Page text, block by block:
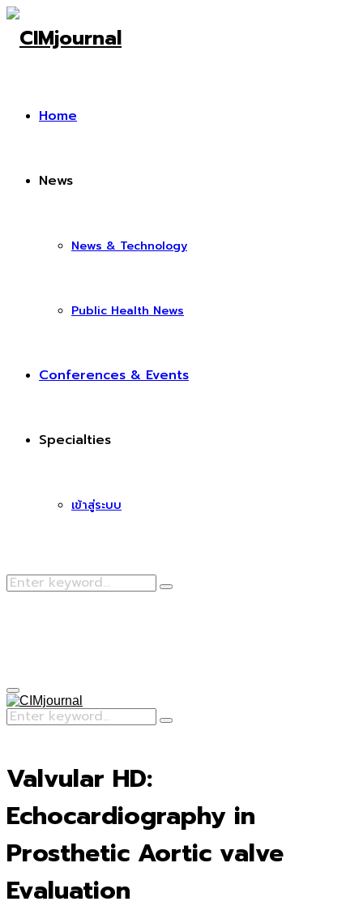
Home
News
News & Technology
Public Health News
Conferences & Events
Specialties
เข้าสู่ระบบ
Search
Search
Primary
Menu
Search
for:
Search
Valvular HD:
Echocardiography in
Prosthetic Aortic valve
Evaluation